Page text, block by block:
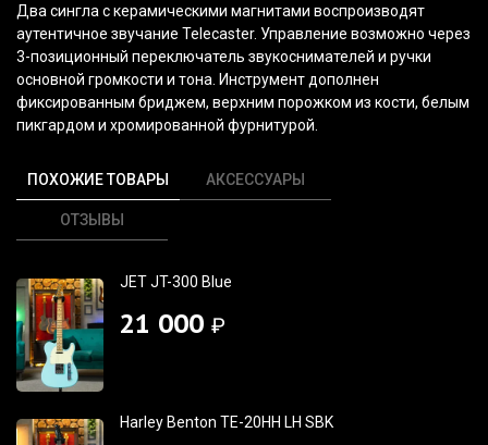
Два сингла с керамическими магнитами воспроизводят
аутентичное звучание Telecaster. Управление возможно через
3-позиционный переключатель звукоснимателей и ручки
основной громкости и тона. Инструмент дополнен
фиксированным бриджем, верхним порожком из кости, белым
пикгардом и хромированной фурнитурой.
ПОХОЖИЕ ТОВАРЫ АКСЕССУАРЫ
ОТЗЫВЫ
JET JT-300 Blue
21 000 ₽
Harley Benton TE-20HH LH SBK